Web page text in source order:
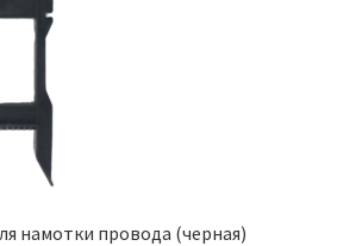
намотки провода (черная)